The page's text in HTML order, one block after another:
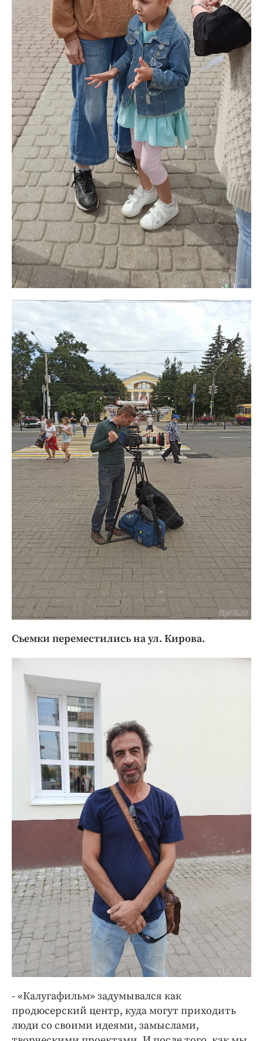
Съемки переместились на ул. Кирова.
- «Калугафильм» задумывался как
продюсерский центр, куда могут приходить
люди со своими идеями, замыслами,